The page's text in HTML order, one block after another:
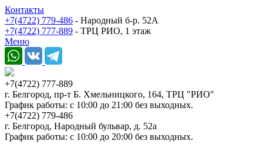
Контакты
+7(4722) 779-486 - Народный б-р. 52А
+7(4722) 777-889 - ТРЦ РИО, 1 этаж
Меню
+7(4722) 777-889
г. Белгород, пр-т Б. Хмельницкого, 164, ТРЦ "РИО"
График работы: с 10:00 до 21:00 без выходных.
+7(4722) 779-486
г. Белгород, Народный бульвар, д. 52а
График работы: с 10:00 до 20:00 без выходных.